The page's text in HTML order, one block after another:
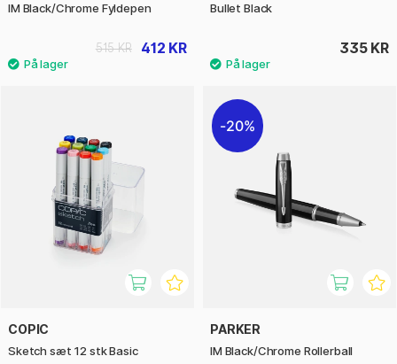
IM Black/Chrome Fyldepen
412 KR
515 KR
Bullet Black
335 KR
COPIC
Sketch sæt 12 stk Basic
20%
PARKER
IM Black/Chrome Rollerball